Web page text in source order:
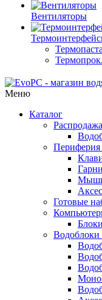
Вентиляторы
Термопаста
Меню
Каталог
Распродажа
Периферия
Готовые
Водоблоки